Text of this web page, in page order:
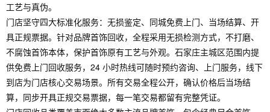
工艺与真伪。
门店坚守四大标准化服务：无损鉴定、同城免费上门、当场结算、开
具正规票据。针对品牌首饰回收，全程采用无损检测方式，不打磨、
不腐蚀首饰本体，保护首饰原有工艺与外观。石家庄主城区范围内提
供免费上门回收服务，24 小时热线可随时预约咨询、上门服务，线下
到店为门店核心交易场景。所有交易全程公开，确认价格后当场结
算，同步开具正规交易票据，每一笔交易都留有完整凭证。